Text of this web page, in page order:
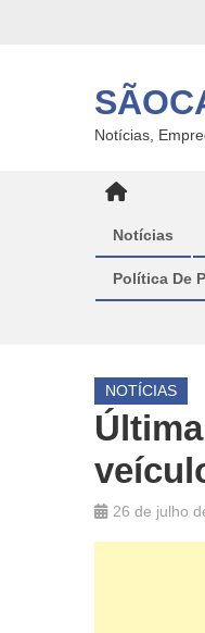
Notícias,
Notícias
Política De
NOTÍCIAS
26 de julho